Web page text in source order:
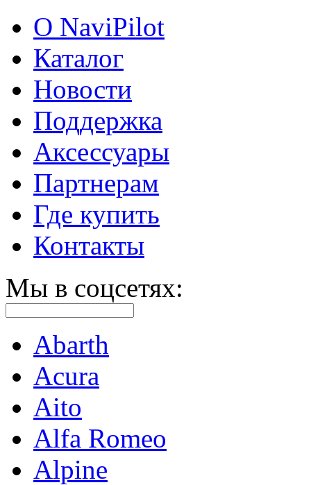
О NaviPilot
Каталог
Новости
Поддержка
Аксессуары
Партнерам
Где купить
Контакты
Мы в соцсетях:
Abarth
Acura
Aito
Alfa Romeo
Alpine